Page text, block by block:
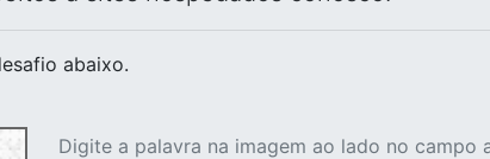
abaixo.
Digite a palavra na imagem ao lado no campo